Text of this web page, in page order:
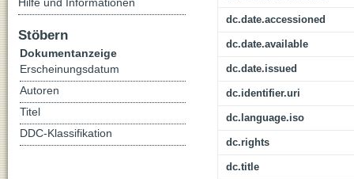
dc.date.accessioned
dc.date.available
dc.date.issued
dc.identifier.uri
dc.language.iso
dc.rights
dc.title
Stöbern
Dokumentanzeige
Erscheinungsdatum
Autoren
Titel
DDC-Klassifikation